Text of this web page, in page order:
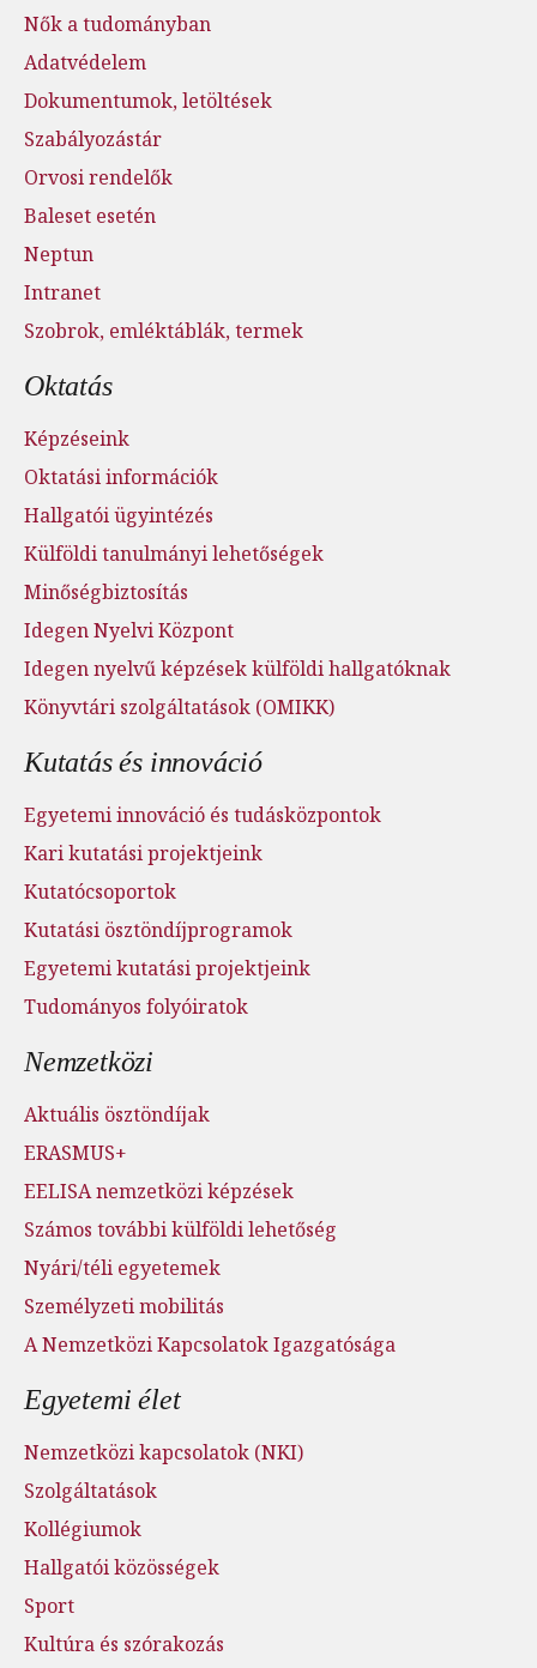
Nők a tudományban
Adatvédelem
Dokumentumok, letöltések
Szabályozástár
Orvosi rendelők
Baleset esetén
Neptun
Intranet
Szobrok, emléktáblák, termek
Oktatás
Képzéseink
Oktatási információk
Hallgatói ügyintézés
Külföldi tanulmányi lehetőségek
Minőségbiztosítás
Idegen Nyelvi Központ
Idegen nyelvű képzések külföldi hallgatóknak
Könyvtári szolgáltatások (OMIKK)
Kutatás és innováció
Egyetemi innováció és tudásközpontok
Kari kutatási projektjeink
Kutatócsoportok
Kutatási ösztöndíjprogramok
Egyetemi kutatási projektjeink
Tudományos folyóiratok
Nemzetközi
Aktuális ösztöndíjak
ERASMUS+
EELISA nemzetközi képzések
Számos további külföldi lehetőség
Nyári/téli egyetemek
Személyzeti mobilitás
A Nemzetközi Kapcsolatok Igazgatósága
Egyetemi élet
Nemzetközi kapcsolatok (NKI)
Szolgáltatások
Kollégiumok
Hallgatói közösségek
Sport
Kultúra és szórakozás